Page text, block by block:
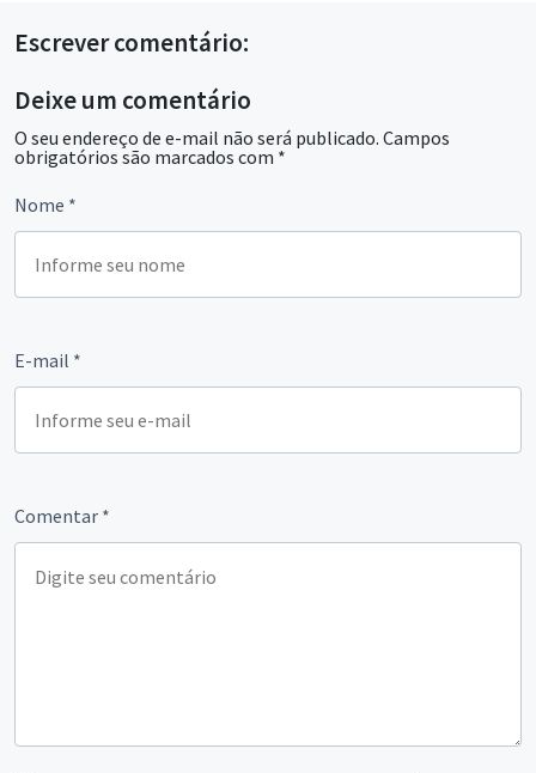
Escrever comentário:
Deixe um comentário
O seu endereço de e-mail não será publicado. Campos
obrigatórios são marcados com *
Comentar *
Nome *
E-mail *